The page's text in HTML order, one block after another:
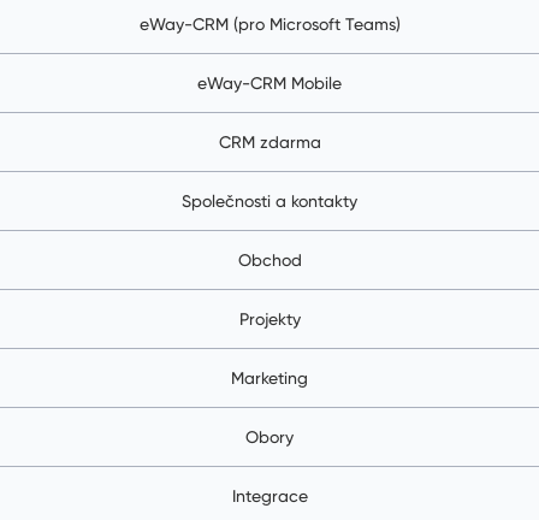
eWay-CRM (pro Microsoft Teams)
eWay-CRM Mobile
CRM zdarma
Společnosti a kontakty
Obchod
Projekty
Marketing
Obory
Integrace